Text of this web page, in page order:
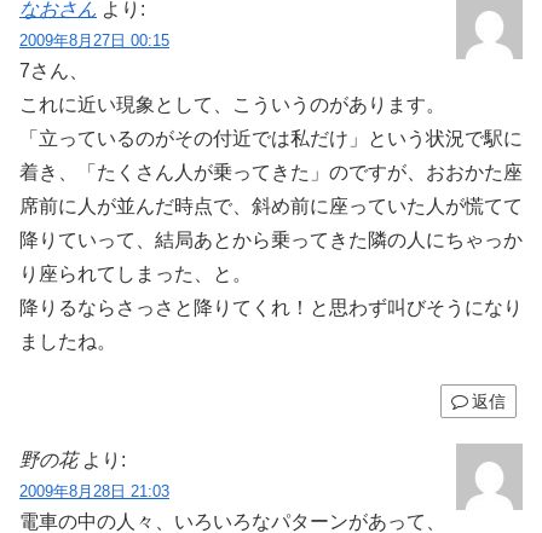
なおさん より:
2009年8月27日 00:15
7さん、
これに近い現象として、こういうのがあります。
「立っているのがその付近では私だけ」という状況で駅に
着き、「たくさん人が乗ってきた」のですが、おおかた座
席前に人が並んだ時点で、斜め前に座っていた人が慌てて
降りていって、結局あとから乗ってきた隣の人にちゃっか
り座られてしまった、と。
降りるならさっさと降りてくれ！と思わず叫びそうになり
ましたね。
返信
野の花 より:
2009年8月28日 21:03
電車の中の人々、いろいろなパターンがあって、